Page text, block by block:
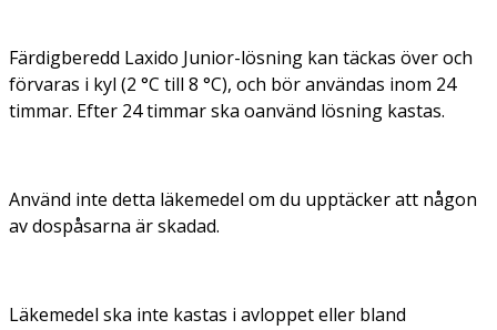
Färdigberedd Laxido Junior-lösning kan täckas över och
förvaras i kyl (2 °C till 8 °C), och bör användas inom 24
timmar. Efter 24 timmar ska oanvänd lösning kastas.
Använd inte detta läkemedel om du upptäcker att någon
av dospåsarna är skadad.
Läkemedel ska inte kastas i avloppet eller bland